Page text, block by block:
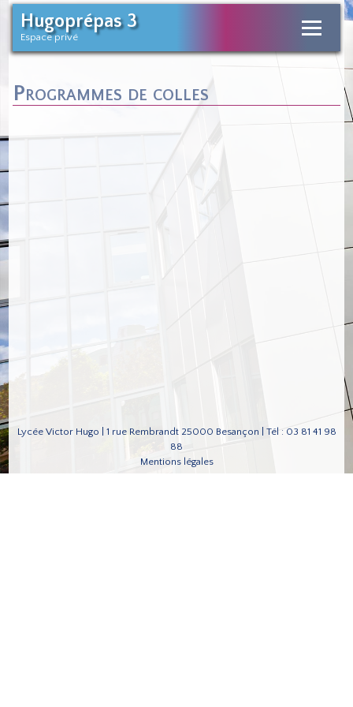
Hugoprépas 3
Espace privé
Programmes de colles
Lycée Victor Hugo | 1 rue Rembrandt 25000 Besançon | Tél : 03 81 41 98
88
Mentions légales